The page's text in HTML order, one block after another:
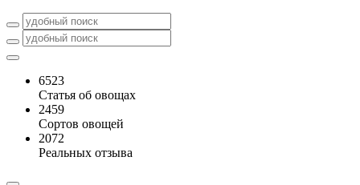
6523
Статья об овощах
2459
Сортов овощей
2072
Реальных отзыва